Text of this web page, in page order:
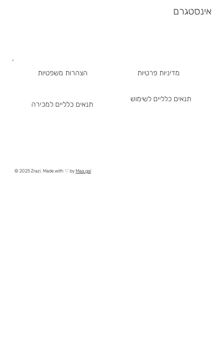
אינסטגרם
מדיניות פרטיות
תנאים כלליים למכירה
תנאים כלליים לשימוש
הצהרות משפטיות
© 2025 Zrazi. Made with ♡ byMaa.gal